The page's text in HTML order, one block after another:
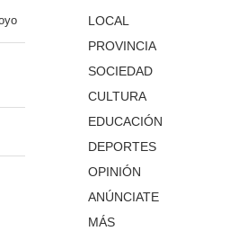
LOCAL
PROVINCIA
SOCIEDAD
CULTURA
EDUCACIÓN
DEPORTES
OPINIÓN
ANÚNCIATE
MÁS